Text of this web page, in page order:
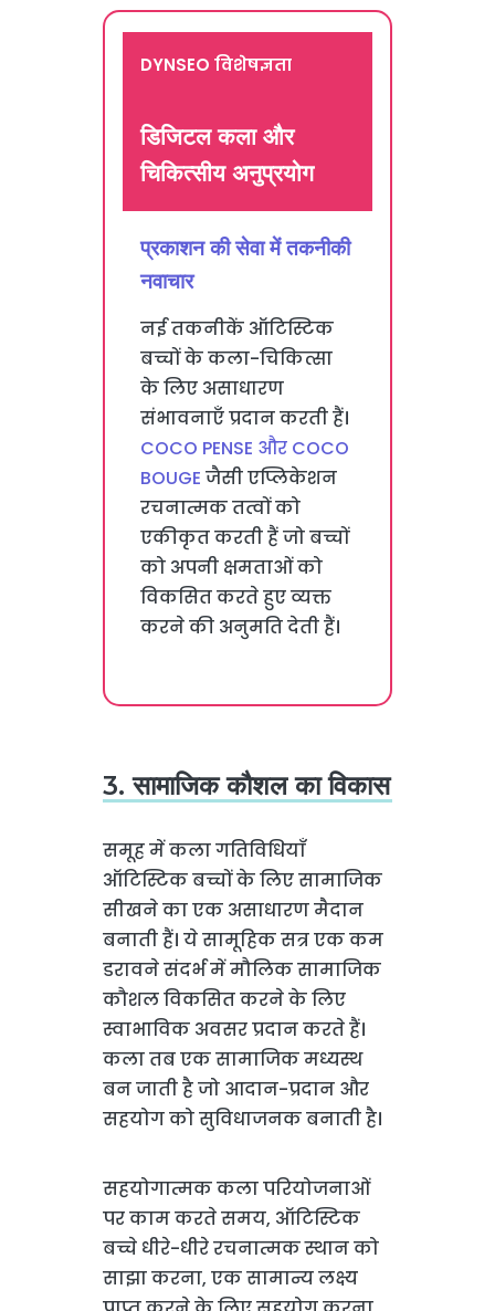
DYNSEO विशेषज्ञता
डिजिटल कला और
चिकित्सीय अनुप्रयोग
प्रकाशन की सेवा में तकनीकी
नवाचार
नई तकनीकें ऑटिस्टिक
बच्चों के कला-चिकित्सा
के लिए असाधारण
संभावनाएँ प्रदान करती हैं।
COCO PENSE और COCO
BOUGE जैसी एप्लिकेशन
रचनात्मक तत्वों को
एकीकृत करती हैं जो बच्चों
को अपनी क्षमताओं को
विकसित करते हुए व्यक्त
करने की अनुमति देती हैं।
3. सामाजिक कौशल का विकास
समूह में कला गतिविधियाँ
ऑटिस्टिक बच्चों के लिए सामाजिक
सीखने का एक असाधारण मैदान
बनाती हैं। ये सामूहिक सत्र एक कम
डरावने संदर्भ में मौलिक सामाजिक
कौशल विकसित करने के लिए
स्वाभाविक अवसर प्रदान करते हैं।
कला तब एक सामाजिक मध्यस्थ
बन जाती है जो आदान-प्रदान और
सहयोग को सुविधाजनक बनाती है।
सहयोगात्मक कला परियोजनाओं
पर काम करते समय, ऑटिस्टिक
बच्चे धीरे-धीरे रचनात्मक स्थान को
साझा करना, एक सामान्य लक्ष्य